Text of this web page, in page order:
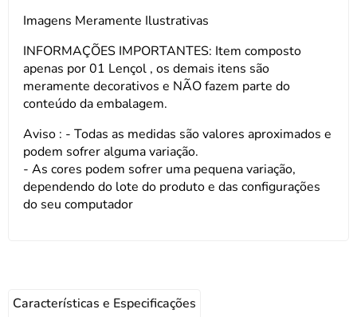
Imagens Meramente Ilustrativas
INFORMAÇÕES IMPORTANTES: Item composto
apenas por 01 Lençol , os demais itens são
meramente decorativos e NÃO fazem parte do
conteúdo da embalagem.
Aviso : - Todas as medidas são valores aproximados e
podem sofrer alguma variação.
- As cores podem sofrer uma pequena variação,
dependendo do lote do produto e das configurações
do seu computador
Características e Especificações